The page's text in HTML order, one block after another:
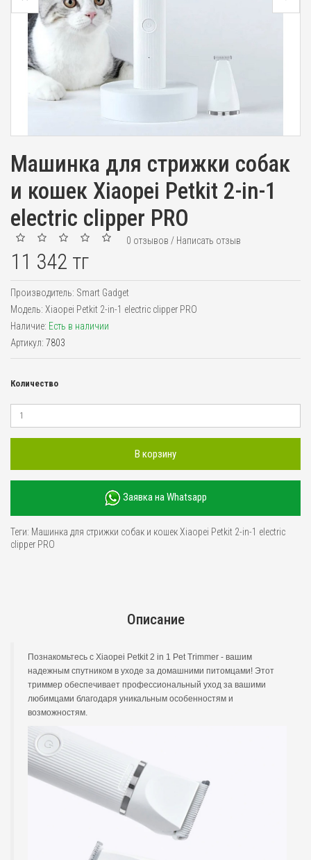
Машинка для стрижки собак
и кошек Xiaopei Petkit 2-in-1
electric clipper PRO
0 отзывов / Написать отзыв
11 342 тг
Производитель: Smart Gadget
Модель: Xiaopei Petkit 2-in-1 electric clipper PRO
Наличие: Есть в наличии
Артикул: 7803
Количество
В корзину
Заявка на Whatsapp
Теги: Машинка для стрижки собак и кошек Xiaopei Petkit 2-in-1 electric
clipper PRO
Описание
Познакомьтесь с Xiaopei Petkit 2 in 1 Pet Trimmer - вашим
надежным спутником в уходе за домашними питомцами! Этот
триммер обеспечивает профессиональный уход за вашими
любимцами благодаря уникальным особенностям и
возможностям.